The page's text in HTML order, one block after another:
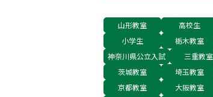
山形教室 高校生
小学生
栃木教室
神奈川県公立入試
三重教室
茨城教室
埼玉教室
京都教室
大阪教室